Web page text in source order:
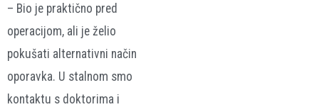
– Bio je praktično pred
operacijom, ali je želio
pokušati alternativni način
oporavka. U stalnom smo
kontaktu s doktorima i